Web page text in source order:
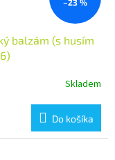
balzám (s husím
Skladem
Do košíka